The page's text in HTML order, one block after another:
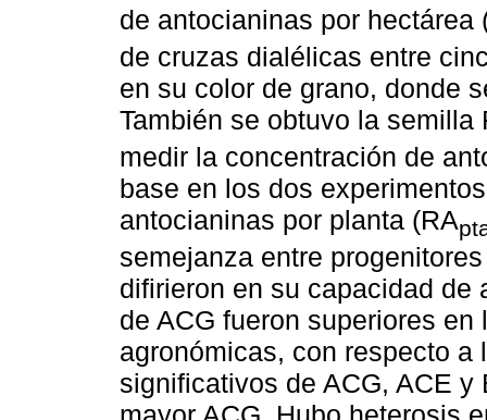
de antocianinas por hectárea
de cruzas dialélicas entre
en su color de grano, donde
También se obtuvo la semilla
medir la concentración de
base en los dos
antocianinas por planta (RA
semejanza entre
difirieron en su capacidad de
de ACG fueron superiores
agronómicas, con respecto a
significativos de ACG, ACE